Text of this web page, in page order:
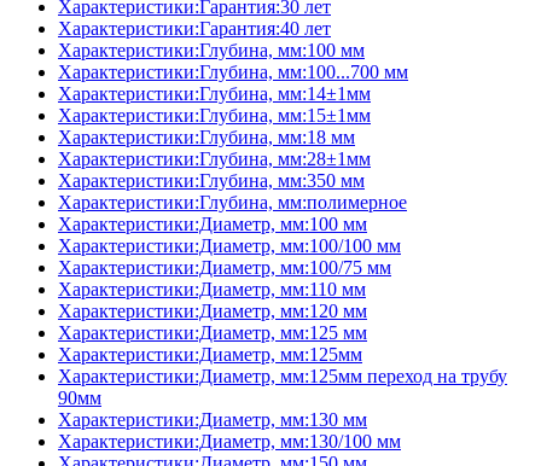
Характеристики:Гарантия:30 лет
Характеристики:Гарантия:40 лет
Характеристики:Глубина, мм:100 мм
Характеристики:Глубина, мм:100...700 мм
Характеристики:Глубина, мм:14±1мм
Характеристики:Глубина, мм:15±1мм
Характеристики:Глубина, мм:18 мм
Характеристики:Глубина, мм:28±1мм
Характеристики:Глубина, мм:350 мм
Характеристики:Глубина, мм:полимерное
Характеристики:Диаметр, мм:100 мм
Характеристики:Диаметр, мм:100/100 мм
Характеристики:Диаметр, мм:100/75 мм
Характеристики:Диаметр, мм:110 мм
Характеристики:Диаметр, мм:120 мм
Характеристики:Диаметр, мм:125 мм
Характеристики:Диаметр, мм:125мм
Характеристики:Диаметр, мм:125мм переход на трубу
90мм
Характеристики:Диаметр, мм:130 мм
Характеристики:Диаметр, мм:130/100 мм